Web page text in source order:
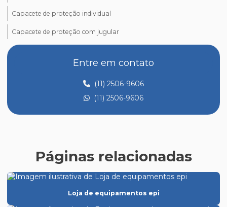
Capacete de proteção individual
Capacete de proteção com jugular
Comprar epi para trabalho em altura
Comprar óculos de proteção epi
Creme de proteção para as mãos epi
Empresas de epi
Empresas de epis em sp
Epi para altas temperaturas
Entre em contato
(11) 2506-9606
(11) 2506-9606
Páginas relacionadas
Loja de equipamentos epi